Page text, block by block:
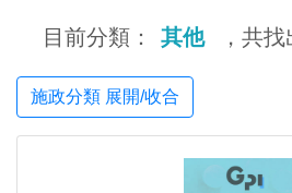
目前分類： 其他 ，共找
施政分類 展開/收合